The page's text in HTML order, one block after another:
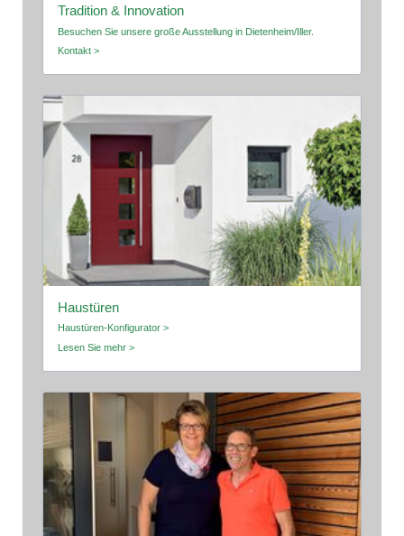
Tradition & Innovation
Besuchen Sie unsere große Ausstellung in Dietenheim/Iller.
Kontakt >
Haustüren
Haustüren-Konfigurator >
Lesen Sie mehr >